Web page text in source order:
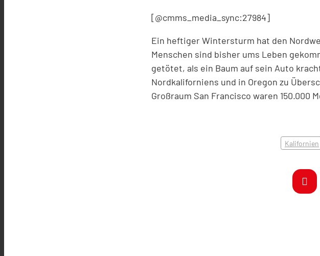
[@cmms_media_sync:27984]
Ein heftiger Wintersturm hat den
Menschen sind bisher ums Leben
getötet, als ein Baum auf sein Auto
Nordkaliforniens und in Oregon zu
Großraum San Francisco waren 150.000
Kalifornien